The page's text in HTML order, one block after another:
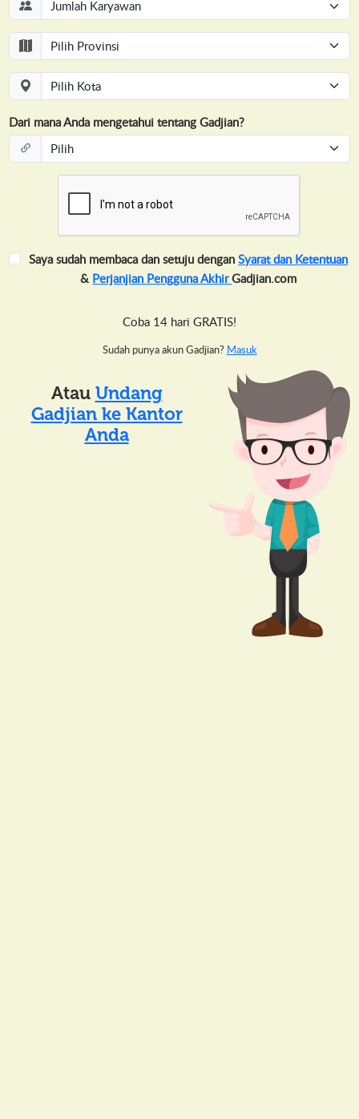
Dari mana Anda mengetahui tentang Gadjian?
Saya sudah membaca dan setuju denganSyarat dan Ketentuan
& Perjanjian Pengguna AkhirGadjian.com
Coba 14 hari GRATIS!
Sudah punya akun Gadjian? Masuk
Atau Undang
Gadjian ke Kantor
Anda